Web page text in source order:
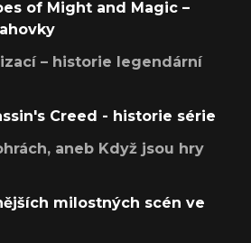
of Might and Magic –
– historie legendární
Creed - historie série
aneb Když jsou hry
milostných scén ve